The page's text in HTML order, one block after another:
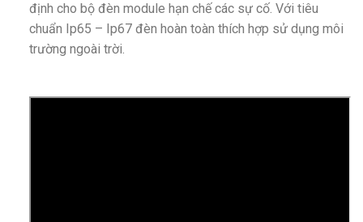
định cho bộ đèn module hạn chế các sự cố. Với tiêu
chuẩn Ip65 – Ip67 đèn hoàn toàn thích hợp sử dụng môi
trường ngoài trời.